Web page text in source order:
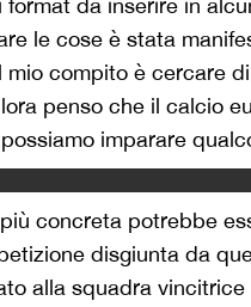
format da inserire in
le cose è stata
mio compito è cercare
penso che il calcio
imparare
più concreta potrebbe
disgiunta da
alla squadra